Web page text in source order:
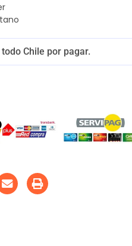
Chile por pagar.